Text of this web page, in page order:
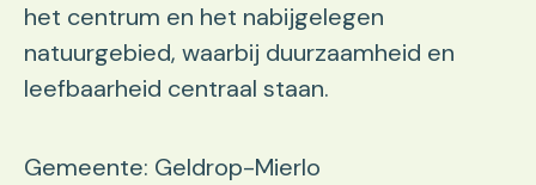
het centrum en het nabijgelegen
natuurgebied, waarbij duurzaamheid en
leefbaarheid centraal staan.
Gemeente: Geldrop-Mierlo